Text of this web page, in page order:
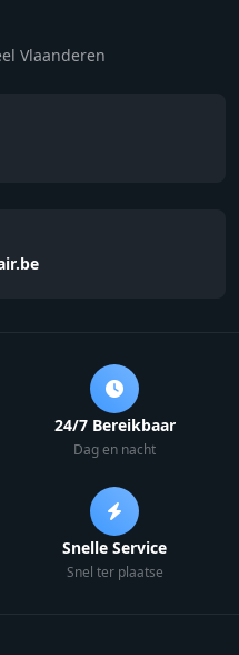
Vlaanderen
24/7 Bereikbaar
Dag en nacht
Snelle Service
Snel ter plaatse